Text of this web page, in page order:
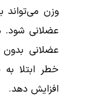
وزن
عضلانی
عضلانی
خطر ابتلا
افزایش دهد.